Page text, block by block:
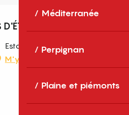
Méditerranée
Perpignan
Plaine et piémonts
Estoher
M'y rendre